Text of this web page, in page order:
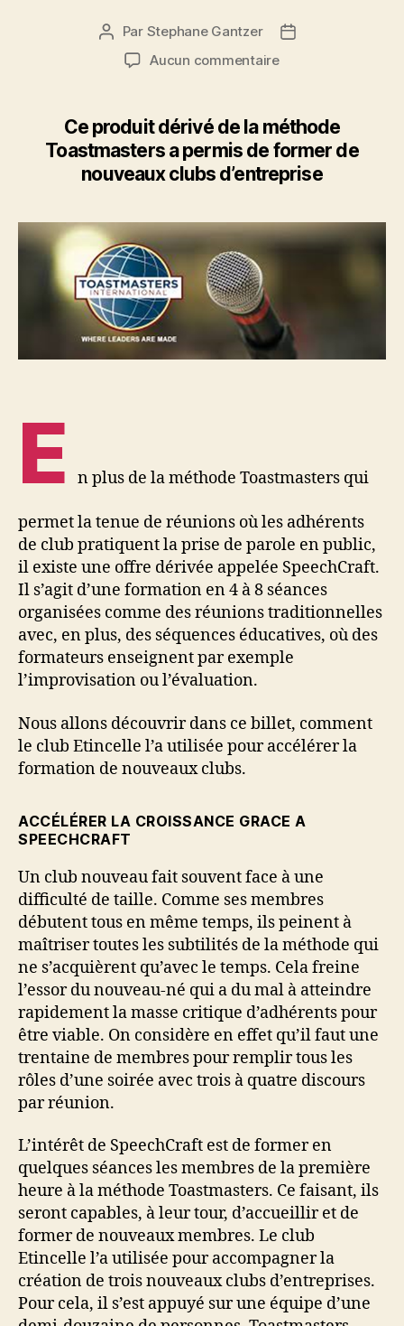
Auteur
l’article
Par Stephane Gantzer
Date
Aucun commentairesur
outil
pour
créer
de
clubs
Ce produit dérivé de la méthode
Toastmasters a permis de former de
nouveaux clubs d’entreprise
E n plus de la méthode Toastmasters qui
permet la tenue de réunions où les adhérents
de club pratiquent la prise de parole en public,
il existe une offre dérivée appelée SpeechCraft.
Il s’agit d’une formation en 4 à 8 séances
organisées comme des réunions traditionnelles
avec, en plus, des séquences éducatives, où des
formateurs enseignent par exemple
l’improvisation ou l’évaluation.
Nous allons découvrir dans ce billet, comment
le club Etincelle l’a utilisée pour accélérer la
formation de nouveaux clubs.
ACCÉLÉRER LA CROISSANCE GRACE A
SPEECHCRAFT
Un club nouveau fait souvent face à une
difficulté de taille. Comme ses membres
débutent tous en même temps, ils peinent à
maîtriser toutes les subtilités de la méthode qui
ne s’acquièrent qu’avec le temps. Cela freine
l’essor du nouveau-né qui a du mal à atteindre
rapidement la masse critique d’adhérents pour
être viable. On considère en effet qu’il faut une
trentaine de membres pour remplir tous les
rôles d’une soirée avec trois à quatre discours
par réunion.
L’intérêt de SpeechCraft est de former en
quelques séances les membres de la première
heure à la méthode Toastmasters. Ce faisant, ils
seront capables, à leur tour, d’accueillir et de
former de nouveaux membres. Le club
Etincelle l’a utilisée pour accompagner la
création de trois nouveaux clubs d’entreprises.
Pour cela, il s’est appuyé sur une équipe d’une